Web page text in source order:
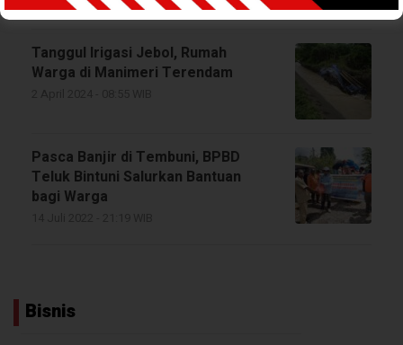
Tanggul Irigasi Jebol, Rumah
Warga di Manimeri Terendam
Pasca Banjir di Tembuni, BPBD
Teluk Bintuni Salurkan Bantuan
bagi Warga
Bisnis